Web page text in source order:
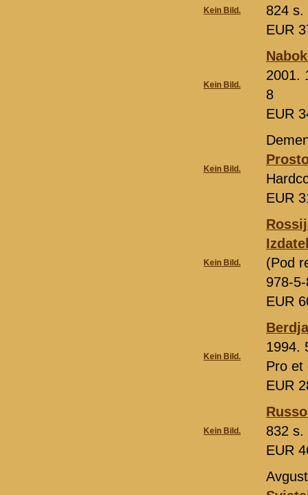
Kein Bild.
824 s.
EUR
Kein Bild.
2001.
8
EUR
Kein Bild.
EUR
Kein Bild.
(Pod
978-
EUR
Kein Bild.
1994.
Pro et
EUR
Kein Bild.
832 s.
EUR